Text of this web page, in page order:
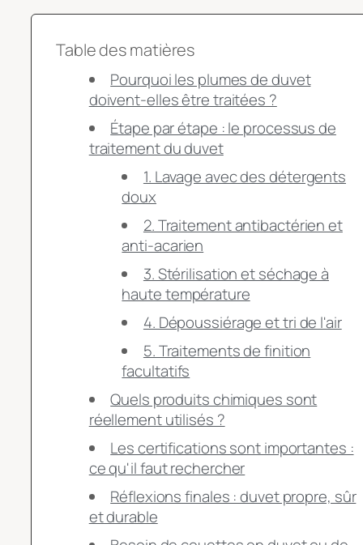
Table des matières
Pourquoi les plumes de duvet
doivent-elles être traitées ?
Étape par étape : le processus de
traitement du duvet
1. Lavage avec des détergents
doux
2. Traitement antibactérien et
anti-acarien
3. Stérilisation et séchage à
haute température
4. Dépoussiérage et tri de l'air
5. Traitements de finition
facultatifs
Quels produits chimiques sont
réellement utilisés ?
Les certifications sont importantes :
ce qu'il faut rechercher
Réflexions finales : duvet propre, sûr
et durable